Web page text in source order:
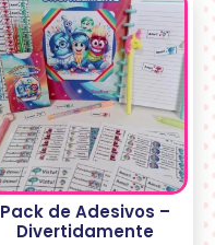
Pack de Adesivos –
Divertidamente